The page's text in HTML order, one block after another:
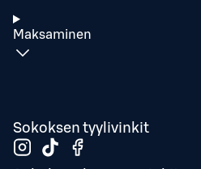
Maksaminen
Sokoksen tyylivinkit